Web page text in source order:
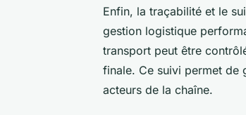
Enfin, la traçabilité et le
gestion logistique
transport peut être
finale. Ce suivi permet de
acteurs de la chaîne.